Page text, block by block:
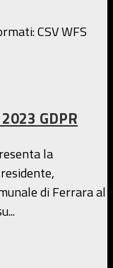
CSVWFS
GDPR
la
di Ferrara al